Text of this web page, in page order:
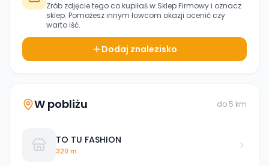
Zrób zdjęcie tego co kupiłaś w Sklep Firmowyi oznacz
sklep. Pomożesz innym łowcom okazji ocenić czy
warto iść.
Dodaj znalezisko
W pobliżu do 5 km
TO TU FASHION
320 m